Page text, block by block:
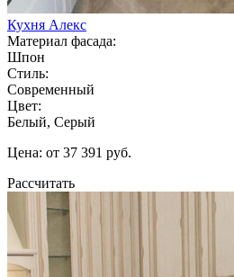
Кухня Алекс
Материал фасада:
Шпон
Стиль:
Современный
Цвет:
Белый, Серый
Цена: от 37 391 руб.
Рассчитать